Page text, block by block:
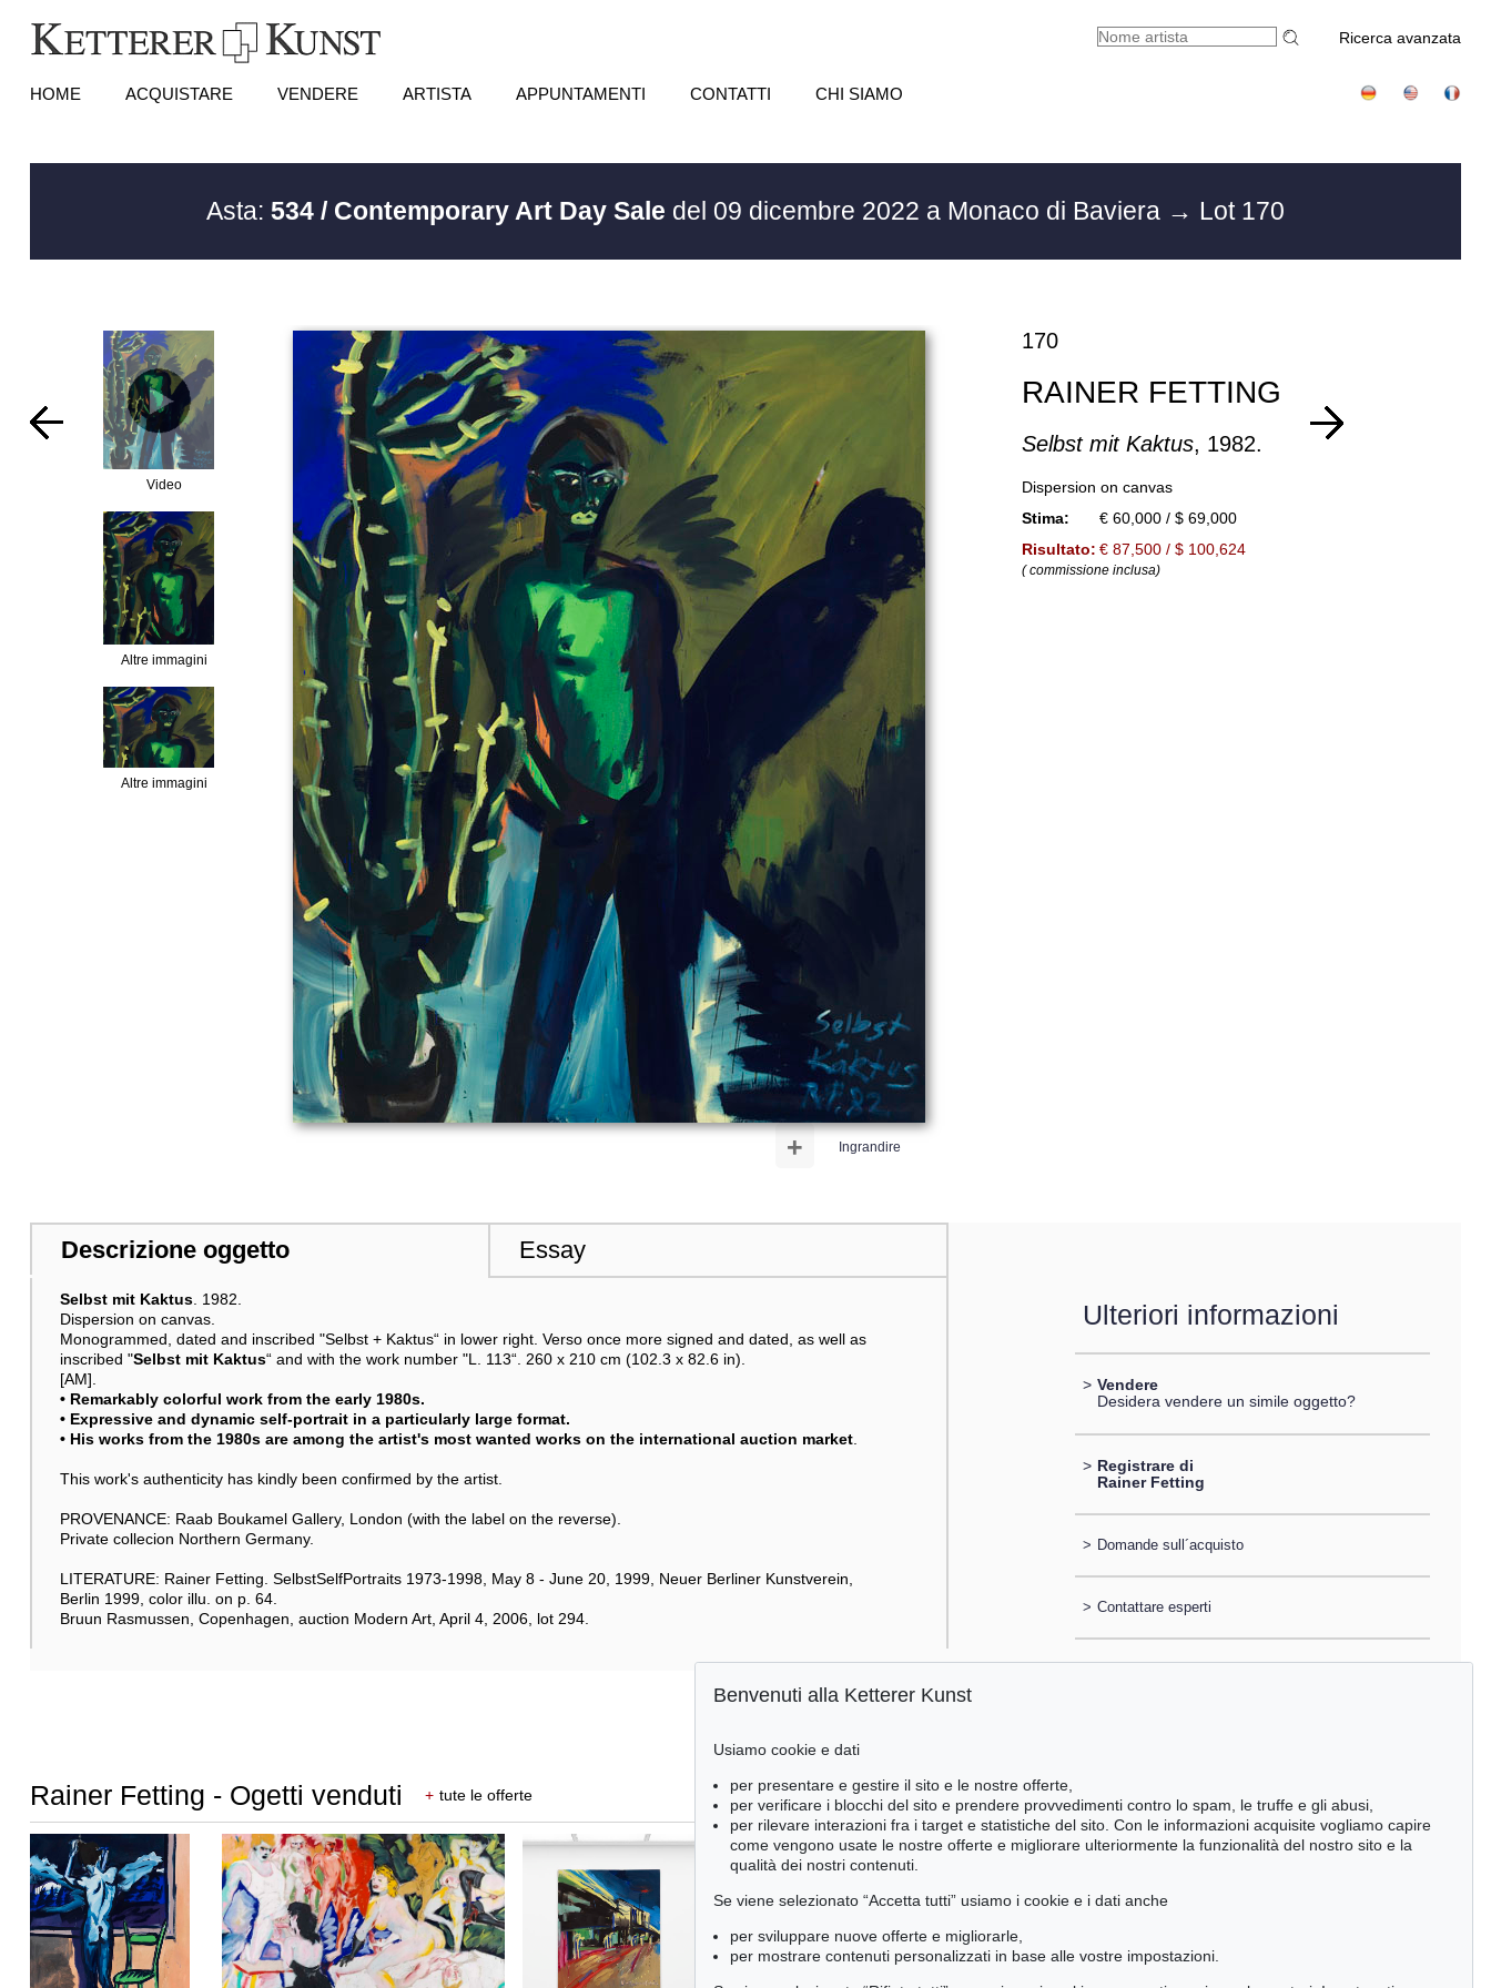
Ricerca avanzata
HOME ACQUISTARE VENDERE ARTISTA APPUNTAMENTI CONTATTI CHI SIAMO
Asta: 534 / Contemporary Art Day Sale del 09 dicembre 2022 a Monaco di Baviera → Lot 170
Video
Altre immagini
Altre immagini
Ingrandire
+
170
RAINER FETTING
Selbst mit Kaktus, 1982.
Dispersion on canvas
Stima:
€ 60,000 / $ 69,000
Risultato: € 87,500 / $ 100,624
( commissione inclusa)
Descrizione oggetto Essay
Selbst mit Kaktus. 1982.
Dispersion on canvas.
Monogrammed, dated and inscribed "Selbst + Kaktus“ in lower right. Verso once more signed and dated, as well as
inscribed "Selbst mit Kaktus“ and with the work number "L. 113“. 260 x 210 cm (102.3 x 82.6 in).
[AM].
• Remarkably colorful work from the early 1980s.
• Expressive and dynamic self-portrait in a particularly large format.
• His works from the 1980s are among the artist's most wanted works on the international auction market.
This work's authenticity has kindly been confirmed by the artist.
PROVENANCE: Raab Boukamel Gallery, London (with the label on the reverse).
Private collecion Northern Germany.
LITERATURE: Rainer Fetting. SelbstSelfPortraits 1973-1998, May 8 - June 20, 1999, Neuer Berliner Kunstverein,
Berlin 1999, color illu. on p. 64.
Bruun Rasmussen, Copenhagen, auction Modern Art, April 4, 2006, lot 294.
Ulteriori informazioni
> Vendere
Desidera vendere un simile oggetto?
> Registrare di
Rainer Fetting
> Domande sull´acquisto
> Contattare esperti
Rainer Fetting - Ogetti venduti + tute le offerte
Benvenuti alla Ketterer Kunst
Usiamo cookie e dati
per presentare e gestire il sito e le nostre offerte,
per verificare i blocchi del sito e prendere provvedimenti contro lo spam, le truffe e gli abusi,
per rilevare interazioni fra i target e statistiche del sito. Con le informazioni acquisite vogliamo capire
come vengono usate le nostre offerte e migliorare ulteriormente la funzionalità del nostro sito e la
qualità dei nostri contenuti.
Se viene selezionato “Accetta tutti” usiamo i cookie e i dati anche
per sviluppare nuove offerte e migliorarle,
per mostrare contenuti personalizzati in base alle vostre impostazioni.